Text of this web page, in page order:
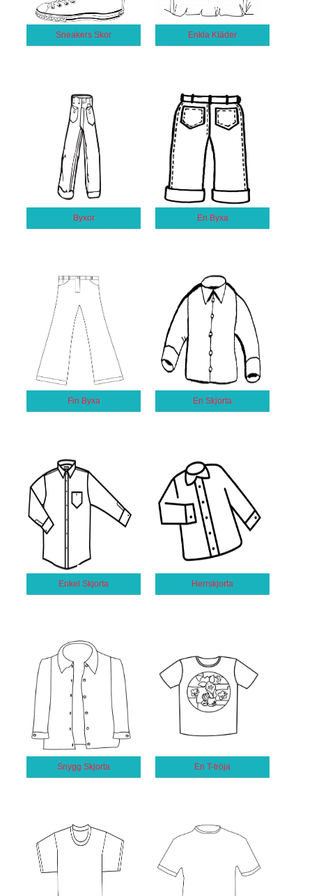
Sneakers Skor Enkla Kläder
Byxor En Byxa
Fin Byxa En Skjorta
Enkel Skjorta Herrskjorta
Snygg Skjorta En T-tröja